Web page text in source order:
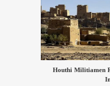
Houthi Militiamen